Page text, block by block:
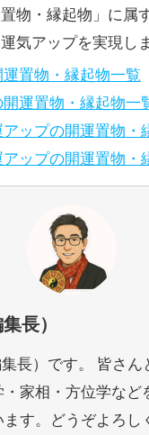
物・縁起物」に属
気アップを実現し
置物・縁起物一覧
運置物・縁起物一
ップの開運置物・
ップの開運置物・
長）
長）です。 皆さん
家相・方位学など
す。どうぞよろし